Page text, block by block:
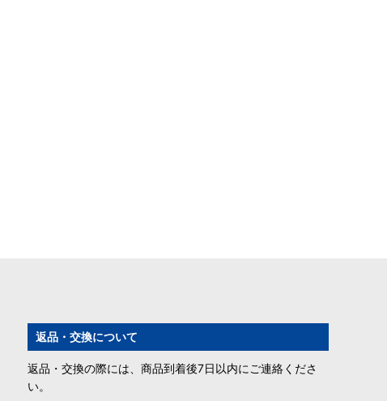
返品・交換について
返品・交換の際には、商品到着後7日以内にご連絡くださ
い。